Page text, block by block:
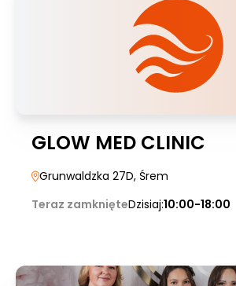
GLOW MED CLINIC
Grunwaldzka 27D, Śrem
Teraz zamknięteDzisiaj:10:00-18:00